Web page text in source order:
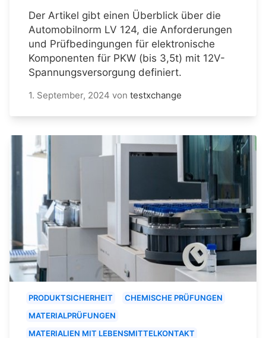
Der Artikel gibt einen Überblick über die
Automobilnorm LV 124, die Anforderungen
und Prüfbedingungen für elektronische
Komponenten für PKW (bis 3,5t) mit 12V-
Spannungsversorgung definiert.
1. September, 2024 von testxchange
PRODUKTSICHERHEIT
CHEMISCHE PRÜFUNGEN
MATERIALPRÜFUNGEN
MATERIALIEN MIT LEBENSMITTELKONTAKT